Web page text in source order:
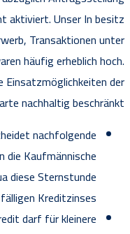
aktiviert. Unser In besitz
Transaktionen unter
häufig erheblich hoch.
Einsatzmöglichkeiten der
nachhaltig beschränkt.
nachfolgende
die Kaufmännische
diese Sternstunde
Kreditzinses.
darf für kleinere